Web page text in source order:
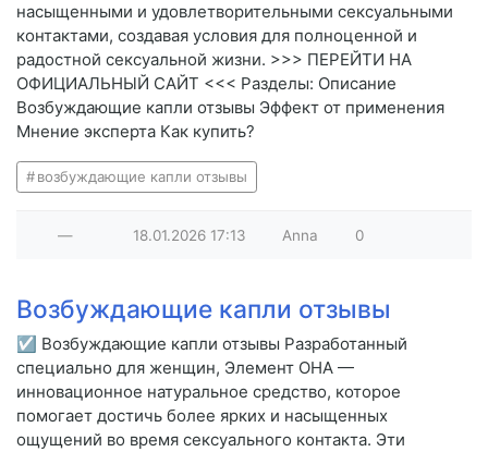
насыщенными и удовлетворительными сексуальными
контактами, создавая условия для полноценной и
радостной сексуальной жизни. >>> ПЕРЕЙТИ НА
ОФИЦИАЛЬНЫЙ САЙТ <<< Разделы: Описание
Возбуждающие капли отзывы Эффект от применения
Мнение эксперта Как купить?
возбуждающие капли отзывы
— 18.01.2026 17:13 Anna 0
Возбуждающие капли отзывы
☑ Возбуждающие капли отзывы Разработанный
специально для женщин, Элемент ОНА —
инновационное натуральное средство, которое
помогает достичь более ярких и насыщенных
ощущений во время сексуального контакта. Эти